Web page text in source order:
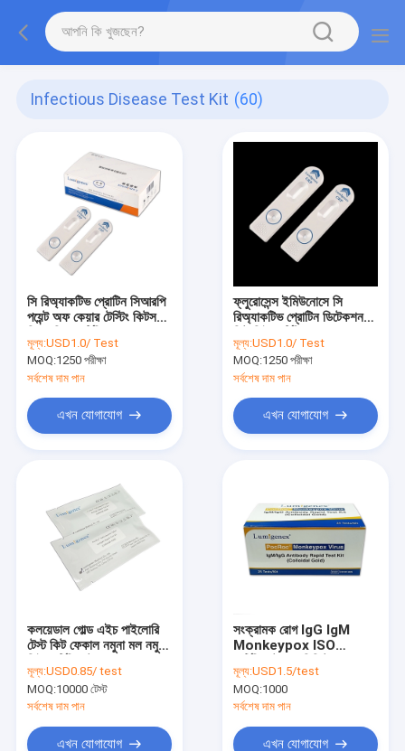
Infectious Disease Test Kit (60)
সি রিঅ্যাকটিভ প্রোটিন সিআরপি
পয়েন্ট অফ কেয়ার টেস্টিং কিটস
ইমিউনোসাই টেকনোলজি
মূল্য:USD1.0/ Test
MOQ:1250 পরীক্ষা
সর্বশেষ দাম পান
এখন যোগাযোগ
ফ্লুরোসেন্স ইমিউনোসে সি
রিঅ্যাকটিভ প্রোটিন ডিটেকশন
মূল্য:USD1.0/ Test
MOQ:1250 পরীক্ষা
সর্বশেষ দাম পান
এখন যোগাযোগ
কলয়েডাল গোল্ড এইচ পাইলোরি
টেস্ট কিট ফেকাল নমুনা মল নমুনা
মূল্য:USD0.85/ test
MOQ:10000 টেস্ট
সর্বশেষ দাম পান
এখন যোগাযোগ
সংক্রামক রোগ IgG IgM
Monkeypox ISO
দ্রুত
মূল্য:USD1.5/test
MOQ:1000
সর্বশেষ দাম পান
এখন যোগাযোগ